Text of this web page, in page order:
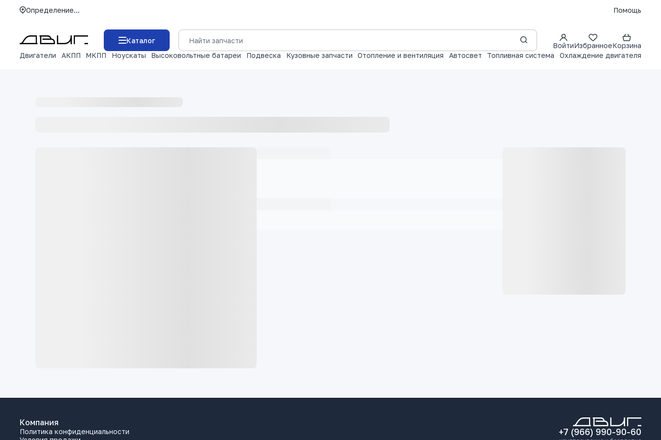
Определение... Помощь
Каталог
ВойтиИзбранноеКорзина
Двигатели
АКПП МКПП Ноускаты Высоковольтные батареи Подвеска Кузовные запчасти Отопление и вентиляция Автосвет Топливная система Охлаждение двигателя
Компания
Политика конфиденциальности
+7 (966) 990-90-60